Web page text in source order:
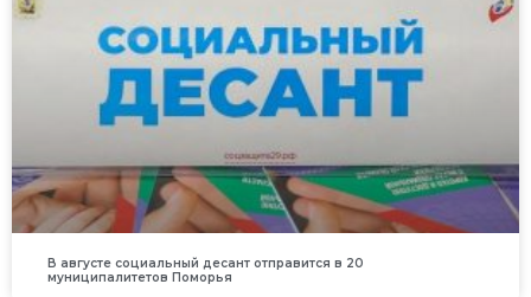
В августе социальный десант отправится в 20
муниципалитетов Поморья